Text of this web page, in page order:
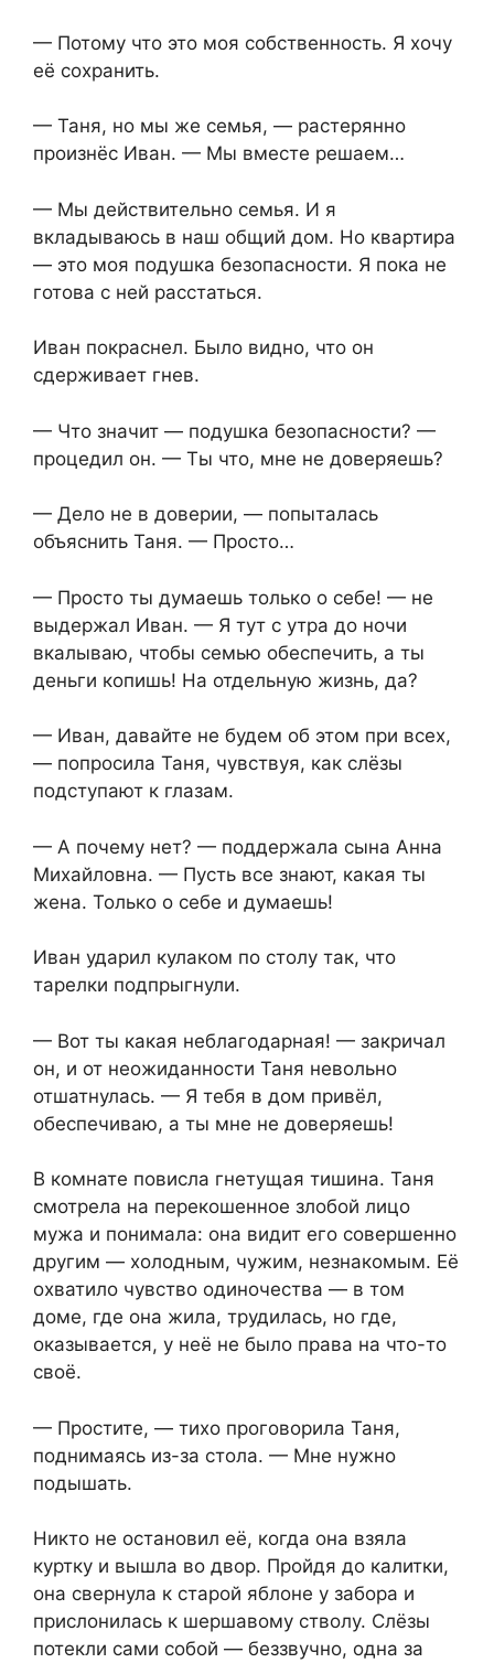
— Потому что это моя собственность. Я хочу
её сохранить.
— Таня, но мы же семья, — растерянно
произнёс Иван. — Мы вместе решаем…
— Мы действительно семья. И я
вкладываюсь в наш общий дом. Но квартира
— это моя подушка безопасности. Я пока не
готова с ней расстаться.
Иван покраснел. Было видно, что он
сдерживает гнев.
— Что значит — подушка безопасности? —
процедил он. — Ты что, мне не доверяешь?
— Дело не в доверии, — попыталась
объяснить Таня. — Просто…
— Просто ты думаешь только о себе! — не
выдержал Иван. — Я тут с утра до ночи
вкалываю, чтобы семью обеспечить, а ты
деньги копишь! На отдельную жизнь, да?
— Иван, давайте не будем об этом при всех,
— попросила Таня, чувствуя, как слёзы
подступают к глазам.
— А почему нет? — поддержала сына Анна
Михайловна. — Пусть все знают, какая ты
жена. Только о себе и думаешь!
Иван ударил кулаком по столу так, что
тарелки подпрыгнули.
— Вот ты какая неблагодарная! — закричал
он, и от неожиданности Таня невольно
отшатнулась. — Я тебя в дом привёл,
обеспечиваю, а ты мне не доверяешь!
В комнате повисла гнетущая тишина. Таня
смотрела на перекошенное злобой лицо
мужа и понимала: она видит его совершенно
другим — холодным, чужим, незнакомым. Её
охватило чувство одиночества — в том
доме, где она жила, трудилась, но где,
оказывается, у неё не было права на что-то
своё.
— Простите, — тихо проговорила Таня,
поднимаясь из-за стола. — Мне нужно
подышать.
Никто не остановил её, когда она взяла
куртку и вышла во двор. Пройдя до калитки,
она свернула к старой яблоне у забора и
прислонилась к шершавому стволу. Слёзы
потекли сами собой — беззвучно, одна за